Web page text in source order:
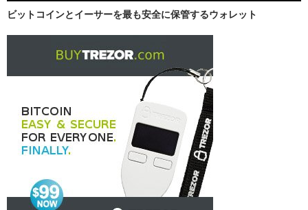
ビットコインとイーサーを最も安全に保管するウォレット